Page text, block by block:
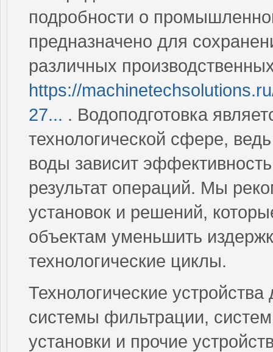
подробности о
предназначено для
различных
https://
27... . Водоподготовка
технологической сфере,
воды зависит
результат операций. Мы
установок и решений,
объектам уменьшить
технологические циклы.
Технологические
системы фильтрации,
установки и прочие